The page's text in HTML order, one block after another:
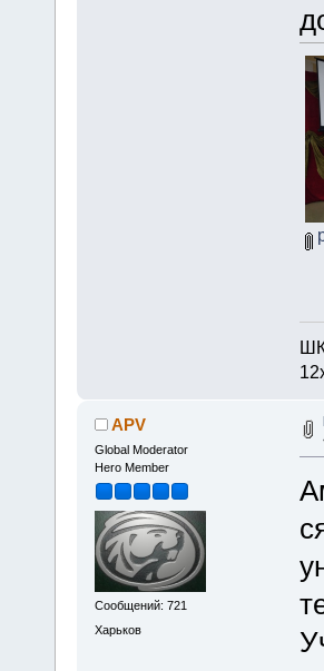
ШК
APV
Global Moderator
Hero Member
Сообщений: 721
Харьков